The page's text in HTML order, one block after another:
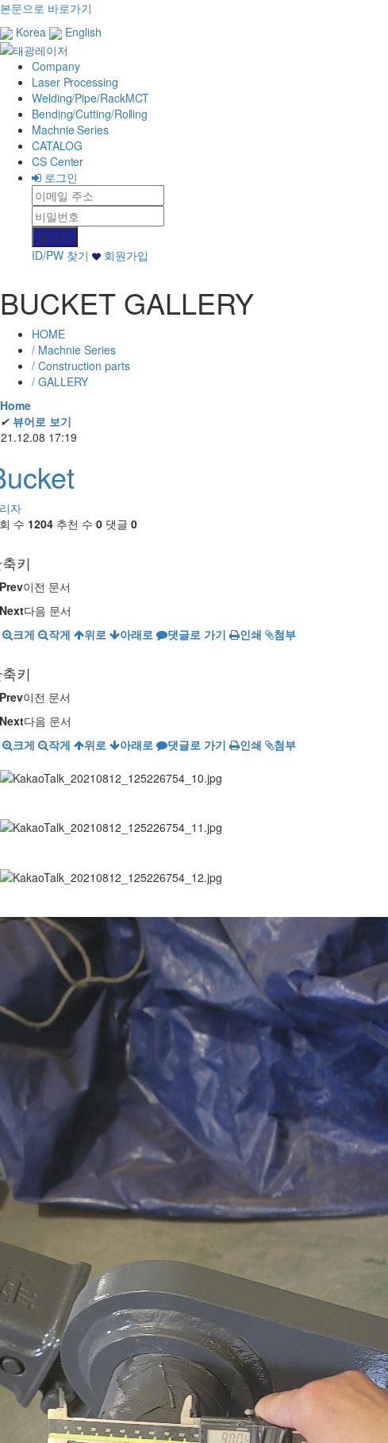
본문으로 바로가기
Korea
English
Company
Laser Processing
Welding/Pipe/RackMCT
Bending/Cutting/Rolling
Machnie Series
CATALOG
CS Center
로그인
ID/PW 찾기 회원가입
BUCKET GALLERY
HOME
/ Machnie Series
/ Construction parts
/ GALLERY
Home
✔ 뷰어로 보기
17:19
자
수 1204 추천 수 0 댓글 0
키
Prev이전 문서
Next다음 문서
크게
작게 위로 아래로 댓글로 가기 인쇄 첨부
키
Prev이전 문서
Next다음 문서
크게
작게 위로 아래로 댓글로 가기 인쇄 첨부